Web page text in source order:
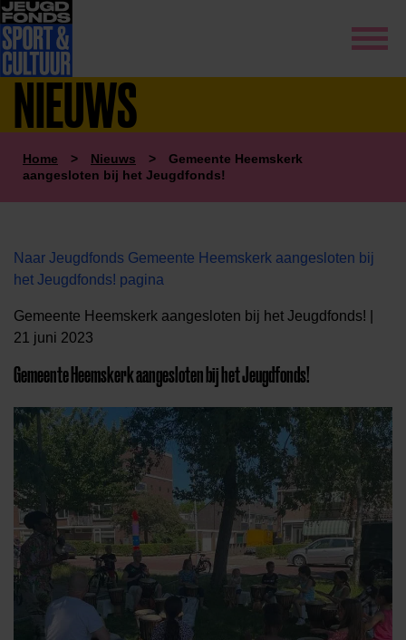
NIEUWS
Home > Nieuws >
Gemeente Heemskerk
aangesloten bij het Jeugdfonds!
Naar Jeugdfonds Gemeente Heemskerk aangesloten bij
het Jeugdfonds! pagina
Gemeente Heemskerk aangesloten bij het Jeugdfonds! |
21 juni 2023
Gemeente Heemskerk aangesloten bij het Jeugdfonds!